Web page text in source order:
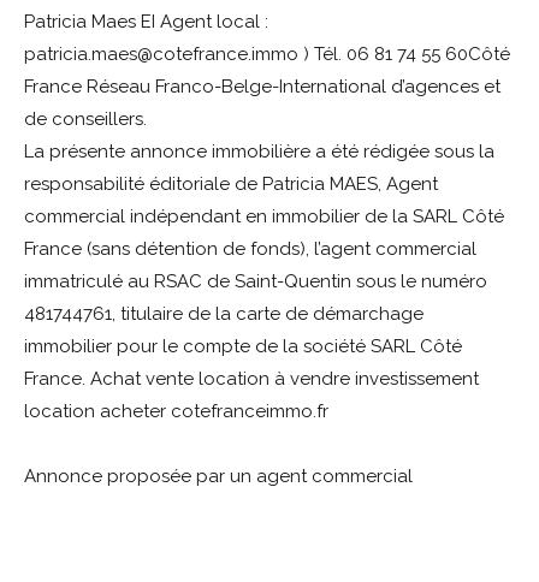
Patricia Maes EI Agent local :
patricia.maes@cotefrance.immo ) Tél. 06 81 74 55 60Côté
France Réseau Franco-Belge-International d’agences et
de conseillers.
La présente annonce immobilière a été rédigée sous la
responsabilité éditoriale de Patricia MAES, Agent
commercial indépendant en immobilier de la SARL Côté
France (sans détention de fonds), l’agent commercial
immatriculé au RSAC de Saint-Quentin sous le numéro
481744761, titulaire de la carte de démarchage
immobilier pour le compte de la société SARL Côté
France. Achat vente location à vendre investissement
location acheter cotefranceimmo.fr
Annonce proposée par un agent commercial